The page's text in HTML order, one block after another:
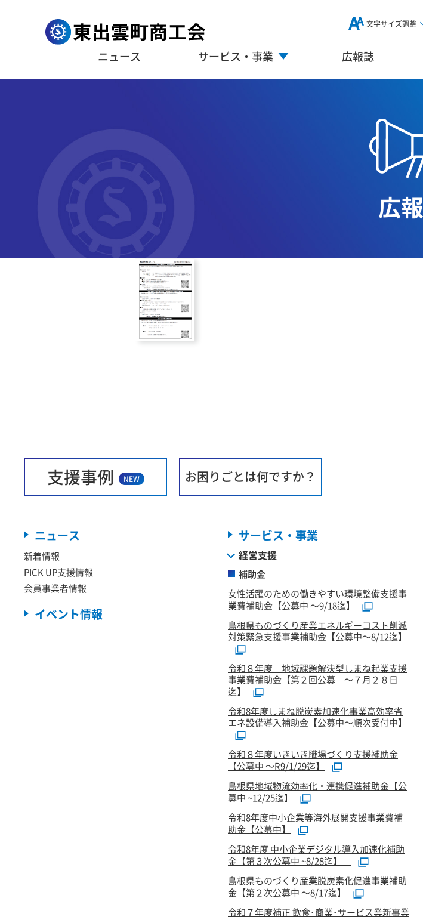
文字サイズ調整
ニュース サービス・事業 広報誌
広報
支援事例 NEW お困りごとは何ですか？
ニュース
新着情報
PICK UP支援情報
会員事業者情報
イベント情報
サービス・事業
経営支援
補助金
女性活躍のための働きやすい環境整備支援事
業費補助金【公募中 ～9/18迄】
島根県ものづくり産業エネルギーコスト削減
対策緊急支援事業補助金【公募中～8/12迄】
令和８年度 地域課題解決型しまね起業支援
事業費補助金【第２回公募 ～７月２８日
迄】
令和8年度しまね脱炭素加速化事業高効率省
エネ設備導入補助金【公募中～順次受付中】
令和８年度いきいき職場づくり支援補助金
【公募中 ～R9/1/29迄】
島根県地域物流効率化・連携促進補助金【公
募中 ~12/25迄】
令和8年度中小企業等海外展開支援事業費補
助金【公募中】
令和8年度 中小企業デジタル導入加速化補助
金【第３次公募中 ~8/28迄】
島根県ものづくり産業脱炭素化促進事業補助
金【第２次公募中 ～8/17迄】
令和７年度補正 飲食･商業･サービス業新事業